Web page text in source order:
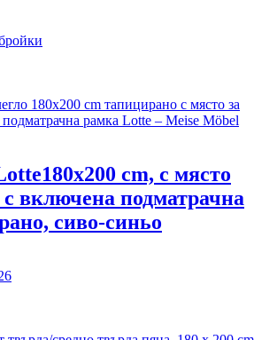
180x200 cm, с място
с включена подматрачна
сиво-синьо